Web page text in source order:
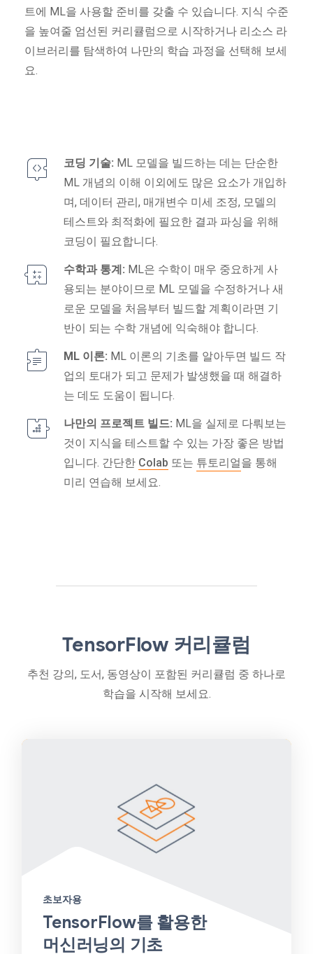
트에 ML을 사용할 준비를 갖출 수 있습니다. 지식 수준
을 높여줄 엄선된 커리큘럼으로 시작하거나 리소스 라
이브러리를 탐색하여 나만의 학습 과정을 선택해 보세
요.
코딩 기술: ML 모델을 빌드하는 데는 단순한
ML 개념의 이해 이외에도 많은 요소가 개입하
며, 데이터 관리, 매개변수 미세 조정, 모델의
테스트와 최적화에 필요한 결과 파싱을 위해
코딩이 필요합니다.
수학과 통계: ML은 수학이 매우 중요하게 사
용되는 분야이므로 ML 모델을 수정하거나 새
로운 모델을 처음부터 빌드할 계획이라면 기
반이 되는 수학 개념에 익숙해야 합니다.
ML 이론: ML 이론의 기초를 알아두면 빌드 작
업의 토대가 되고 문제가 발생했을 때 해결하
는 데도 도움이 됩니다.
나만의 프로젝트 빌드: ML을 실제로 다뤄보는
것이 지식을 테스트할 수 있는 가장 좋은 방법
입니다. 간단한 Colab 또는 튜토리얼을 통해
미리 연습해 보세요.
TensorFlow 커리큘럼
추천 강의, 도서, 동영상이 포함된 커리큘럼 중 하나로
학습을 시작해 보세요.
초보자용
TensorFlow를 활용한
머신러닝의 기초